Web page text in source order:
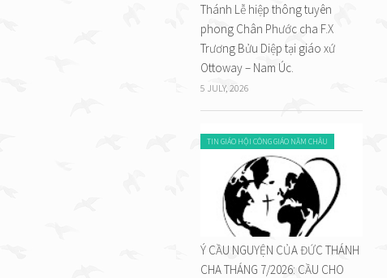
Thánh Lễ hiệp thông tuyên
phong Chân Phước cha F.X
Trương Bửu Diệp tại giáo xứ
Ottoway – Nam Úc.
5 JULY, 2026
TIN GIÁO HỘI CÔNG GIÁO NĂM CHÂU
Ý CẦU NGUYỆN CỦA ĐỨC THÁNH
CHA THÁNG 7/2026: CẦU CHO